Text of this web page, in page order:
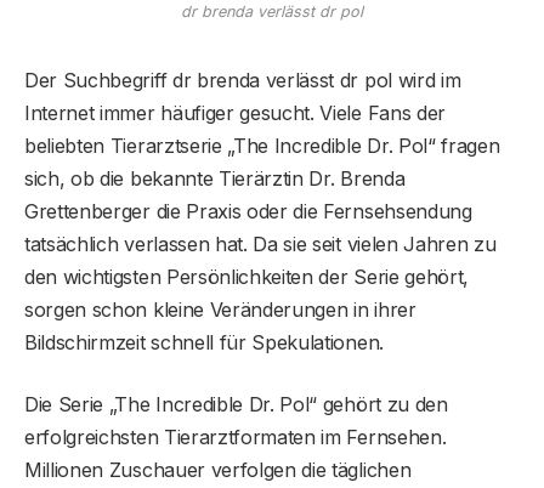
dr brenda verlässt dr pol
Der Suchbegriff dr brenda verlässt dr pol wird im
Internet immer häufiger gesucht. Viele Fans der
beliebten Tierarztserie „The Incredible Dr. Pol“ fragen
sich, ob die bekannte Tierärztin Dr. Brenda
Grettenberger die Praxis oder die Fernsehsendung
tatsächlich verlassen hat. Da sie seit vielen Jahren zu
den wichtigsten Persönlichkeiten der Serie gehört,
sorgen schon kleine Veränderungen in ihrer
Bildschirmzeit schnell für Spekulationen.
Die Serie „The Incredible Dr. Pol“ gehört zu den
erfolgreichsten Tierarztformaten im Fernsehen.
Millionen Zuschauer verfolgen die täglichen